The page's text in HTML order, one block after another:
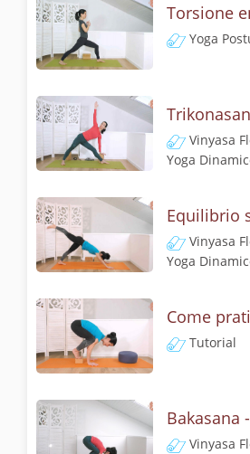
Yoga
Vinyasa
Yoga
Vinyasa
Yoga
Tutorial
Vinyasa